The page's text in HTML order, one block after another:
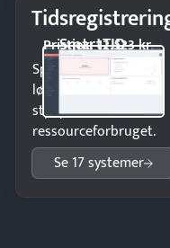
SmartTID
Pristjek: 12.523 kr
Spar tid på
lønberegning og få
styr på
ressourceforbruget.
Se 17 systemer